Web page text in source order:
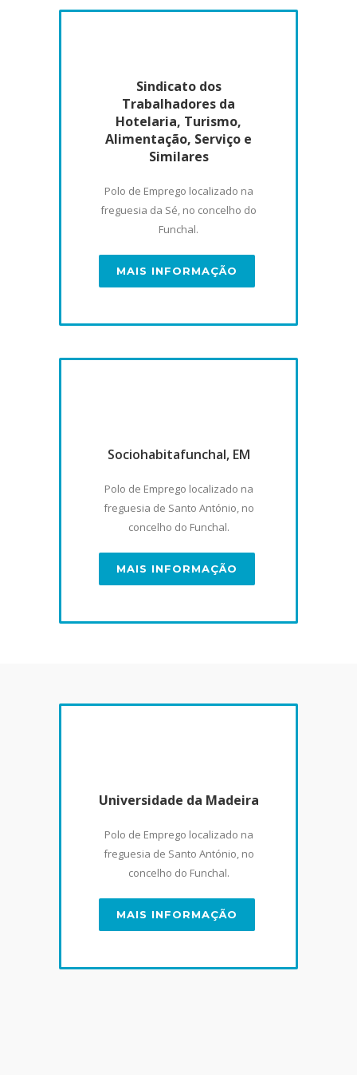
Sindicato dos
Trabalhadores da
Hotelaria, Turismo,
Alimentação, Serviço e
Similares
Polo de Emprego localizado na
freguesia da Sé, no concelho do
Funchal.
MAIS INFORMAÇÃO
Sociohabitafunchal, EM
Polo de Emprego localizado na
freguesia de Santo António, no
concelho do Funchal.
MAIS INFORMAÇÃO
Universidade da Madeira
Polo de Emprego localizado na
freguesia de Santo António, no
concelho do Funchal.
MAIS INFORMAÇÃO